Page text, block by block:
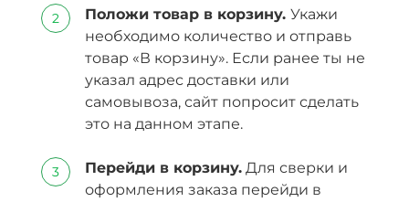
Положи товар в корзину. Укажи
необходимо количество и отправь
товар «В корзину». Если ранее ты не
указал адрес доставки или
самовывоза, сайт попросит сделать
это на данном этапе.
Перейди в корзину. Для сверки и
оформления заказа перейди в